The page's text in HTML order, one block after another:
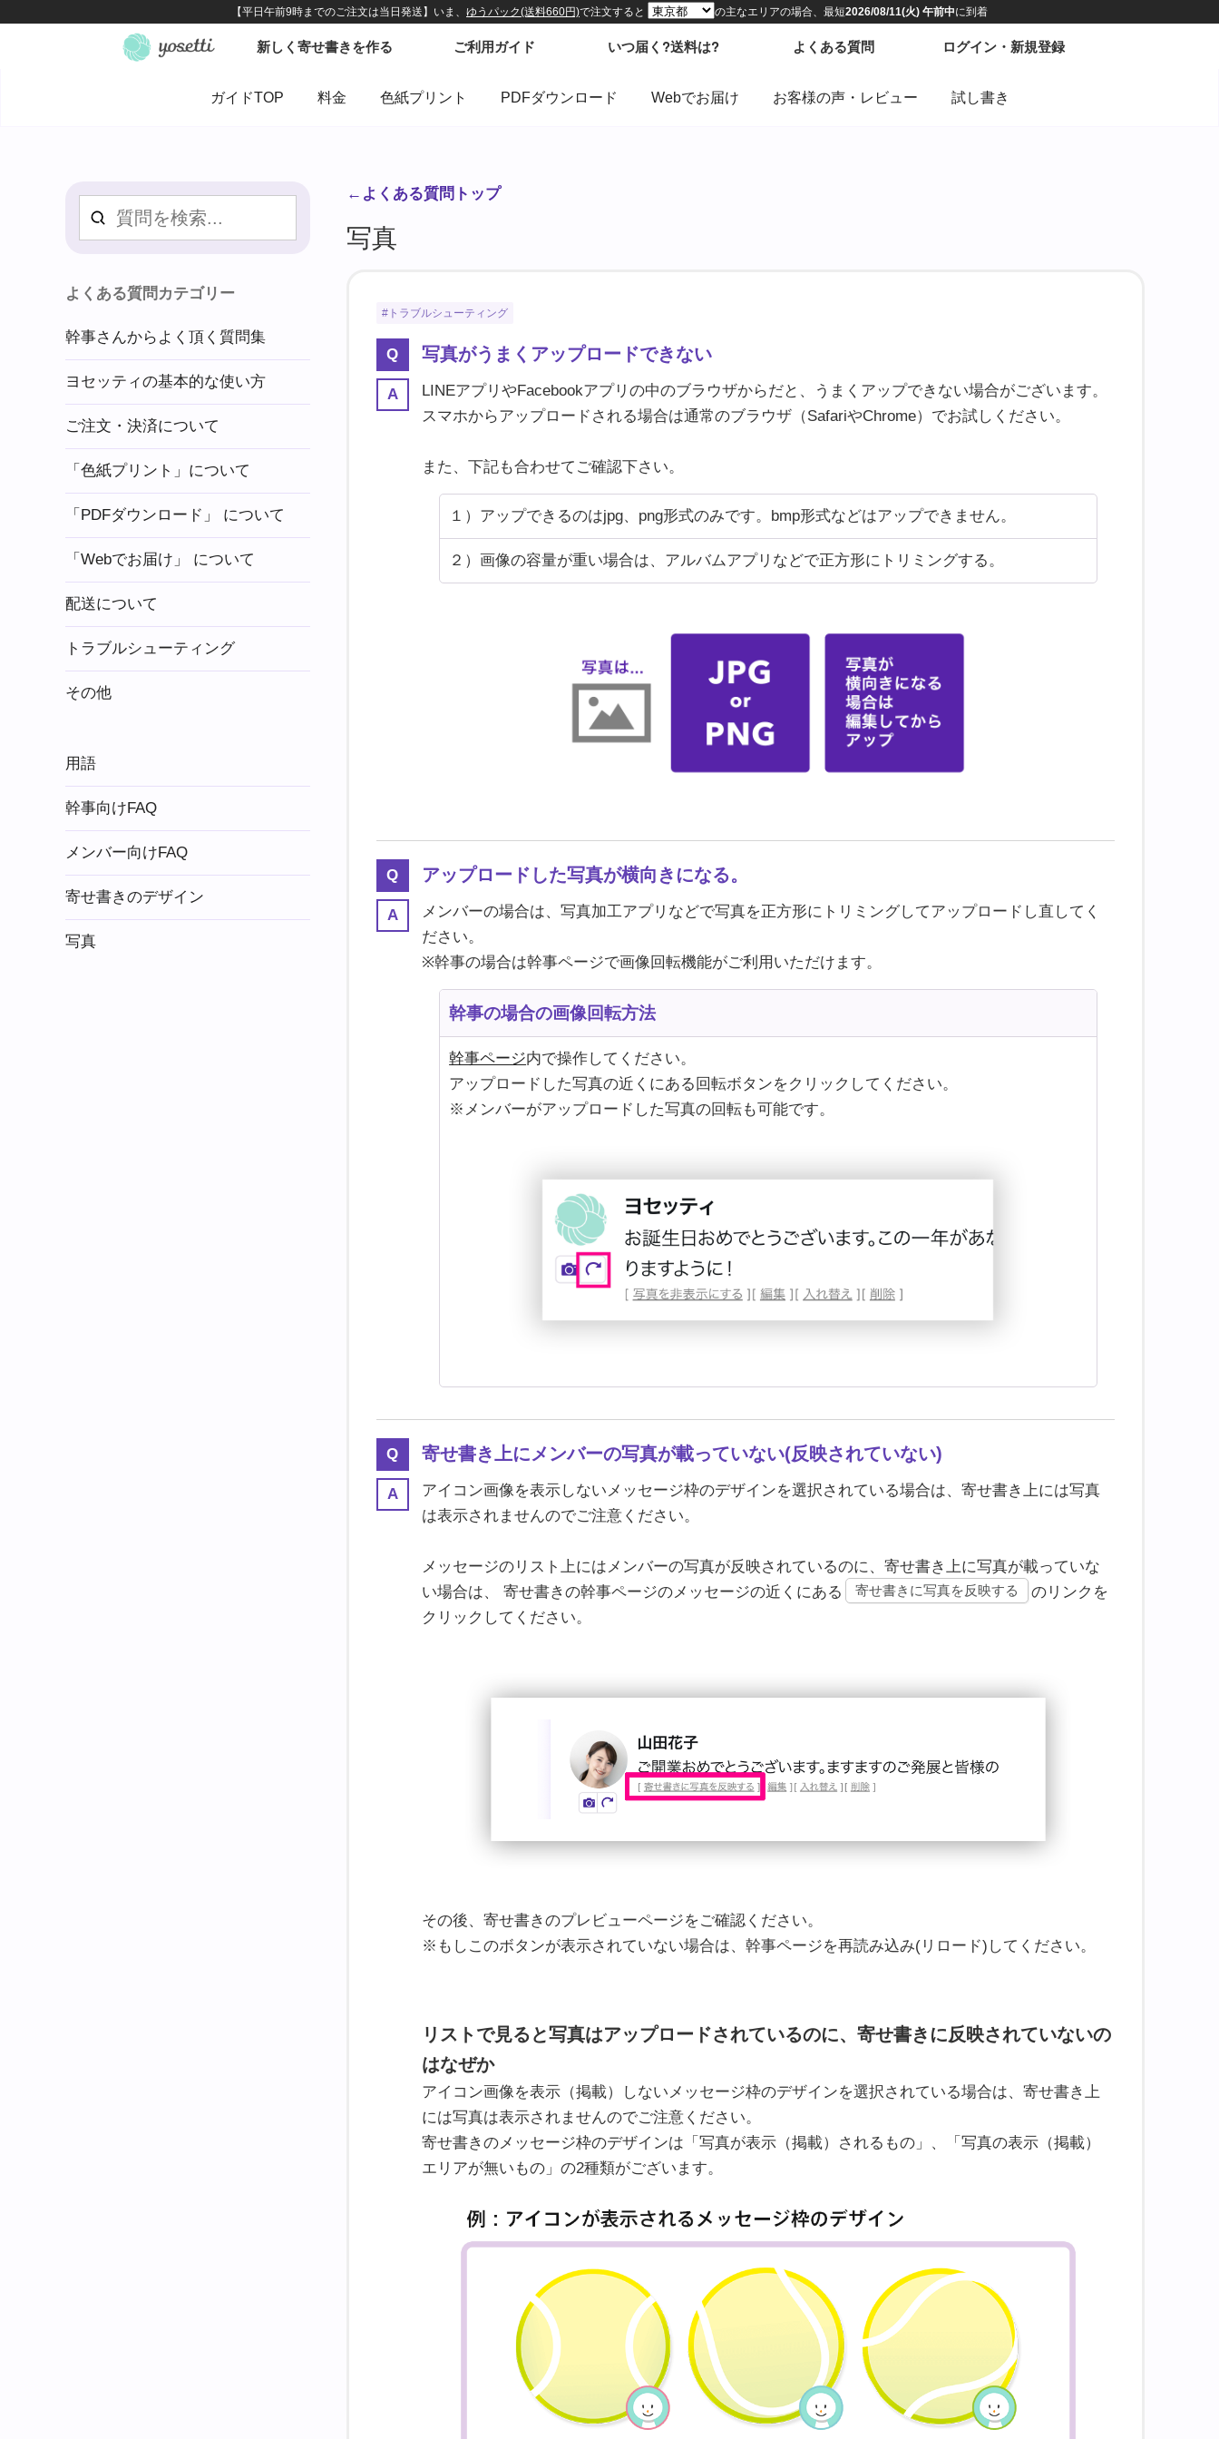
ガイドTOP 料金 色紙プリント PDFダウンロード Webでお届け お客様の声・レビュー 試し書き
←よくある質問トップ
写真
トラブルシューティング
写真がうまくアップロードできない
LINEアプリやFacebookアプリの中のブラウザからだと、うまくアップできない場合がございます。
スマホからアップロードされる場合は通常のブラウザ（SafariやChrome）でお試しください。
また、下記も合わせてご確認下さい。
１）アップできるのはjpg、png形式のみです。bmp形式などはアップできません。
２）画像の容量が重い場合は、アルバムアプリなどで正方形にトリミングする。
アップロードした写真が横向きになる。
メンバーの場合は、写真加工アプリなどで写真を正方形にトリミングしてアップロードし直してく
ださい。
※幹事の場合は幹事ページで画像回転機能がご利用いただけます。
幹事の場合の画像回転方法
幹事ページ内で操作してください。
アップロードした写真の近くにある回転ボタンをクリックしてください。
※メンバーがアップロードした写真の回転も可能です。
寄せ書き上にメンバーの写真が載っていない(反映されていない)
アイコン画像を表示しないメッセージ枠のデザインを選択されている場合は、寄せ書き上には写真
は表示されませんのでご注意ください。
メッセージのリスト上にはメンバーの写真が反映されているのに、寄せ書き上に写真が載っていな
い場合は、 寄せ書きの幹事ページのメッセージの近くにある
寄せ書きに写真を反映する
のリンクを
クリックしてください。
その後、寄せ書きのプレビューページをご確認ください。
※もしこのボタンが表示されていない場合は、幹事ページを再読み込み(リロード)してください。
リストで見ると写真はアップロードされているのに、寄せ書きに反映されていないの
はなぜか
アイコン画像を表示（掲載）しないメッセージ枠のデザインを選択されている場合は、寄せ書き上
には写真は表示されませんのでご注意ください。
寄せ書きのメッセージ枠のデザインは「写真が表示（掲載）されるもの」、「写真の表示（掲載）
エリアが無いもの」の2種類がございます。
よくある質問カテゴリー
幹事さんからよく頂く質問集
ヨセッティの基本的な使い方
ご注文・決済について
「色紙プリント」について
「PDFダウンロード」 について
「Webでお届け」 について
配送について
トラブルシューティング
その他
用語
幹事向けFAQ
メンバー向けFAQ
寄せ書きのデザイン
写真